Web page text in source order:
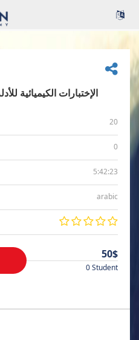
الإختبارات الكيميائية
20
0
5:42:23
arabic
50$
0 Student